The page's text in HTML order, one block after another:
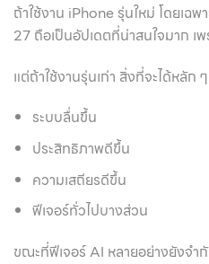
ถ้าใช้งาน iPhone รุ่นใหม่ โดยเฉ
27 ถือเป็นอัปเดตที่น่าสนใจมาก เ
แต่ถ้าใช้งานรุ่นเก่า สิ่งที่จะได้หลัก
ระบบลื่นขึ้น
ประสิทธิภาพดีขึ้น
ความเสถียรดีขึ้น
ฟีเจอร์ทั่วไปบางส่วน
ขณะที่ฟีเจอร์ AI หลายอย่างยังจำกั